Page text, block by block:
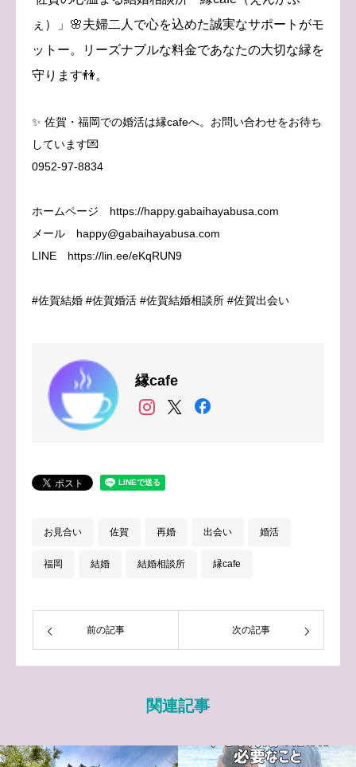
ぇ）」🌸夫婦二人で心を込めた誠実なサポートがモ
ットー。リーズナブルな料金であなたの大切な縁を
守ります👫。
✨ 佐賀・福岡での婚活は縁cafeへ。お問い合わせをお待ち
しています💌
0952-97-8834
ホームページ https://happy.gabaihayabusa.com
メール happy@gabaihayabusa.com
LINE https://lin.ee/eKqRUN9
#佐賀結婚 #佐賀婚活 #佐賀結婚相談所 #佐賀出会い
縁cafe
お見合い 佐賀 再婚 出会い 婚活
福岡 結婚 結婚相談所 縁cafe
前の記事 次の記事
関連記事